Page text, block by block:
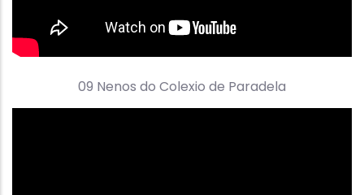
09 Nenos do Colexio de Paradela